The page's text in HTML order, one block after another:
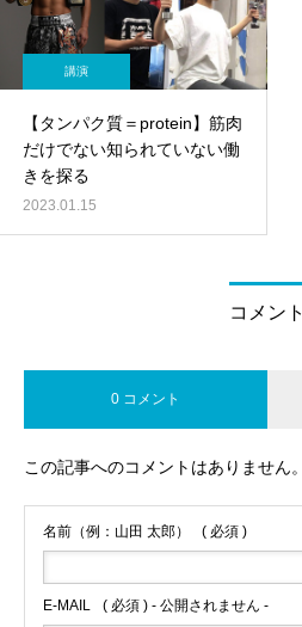
講演
【タンパク質＝protein】筋肉
だけでない知られていない働
きを探る
2023.01.15
コメント
0 コメント
この記事へのコメントはありません。
名前（例：山田 太郎） ( 必須 )
E-MAIL ( 必須 ) - 公開されません -